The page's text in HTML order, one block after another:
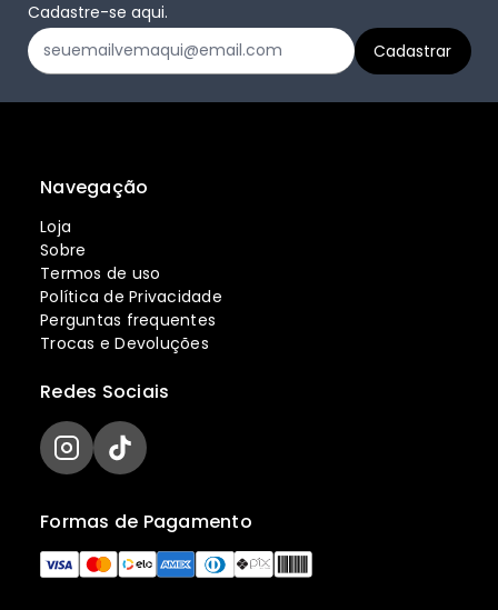
Cadastre-se aqui.
Navegação
Loja
Sobre
Termos de uso
Política de Privacidade
Perguntas frequentes
Trocas e Devoluções
Formas de Pagamento
Redes Sociais